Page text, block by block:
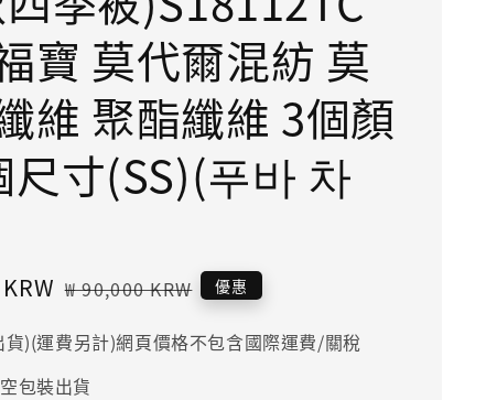
寶 莫代爾混紡 莫
維 聚酯纖維 3個顏
尺寸(SS)(푸바 차
Regular
₩ 90,000 KRW 優惠
貨)(運費另計)網頁價格不包含國際運費/關稅
包裝出貨